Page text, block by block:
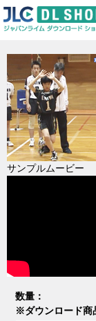
サンプルムービー
数量：
※ダウンロード商